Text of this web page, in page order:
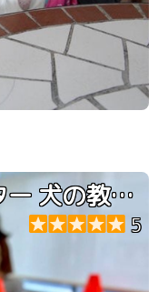
ロイヤルホームセンター 犬の教室 運動会
5